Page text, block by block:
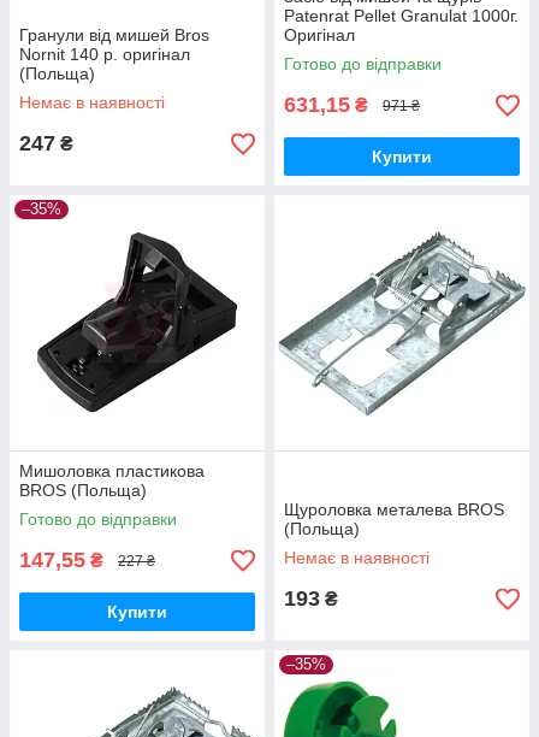
Гранули від мишей Bros
Nornit 140 р. оригінал
(Польща)
Немає в наявності
247 ₴
Patenrat Pellet Granulat 1000г.
Оригінал
Готово до відправки
631,15 ₴ 971 ₴
Купити
–35%
Мишоловка пластикова
BROS (Польща)
Готово до відправки
147,55 ₴ 227 ₴
Купити
Щуроловка металева BROS
(Польща)
Немає в наявності
193 ₴
–35%